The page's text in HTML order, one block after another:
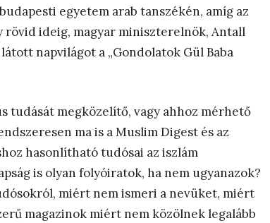
egyetem arab tanszékén, amíg az
rövid ideig, magyar miniszterelnök, Antall
napvilágot a „Gondolatok Gül Baba
tudását megközelítő, vagy ahhoz mérhető
ma is a Muslim Digest és az
hasonlítható tudósai az iszlám
is olyan folyóiratok, ha nem ugyanazok?
miért nem ismeri a nevüket, miért
magazinok miért nem közölnek legalább